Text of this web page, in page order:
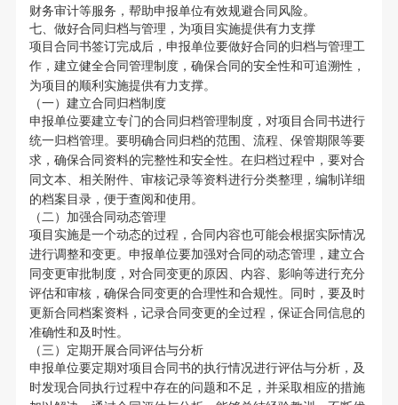
财务审计等服务，帮助申报单位有效规避合同风险。
七、做好合同归档与管理，为项目实施提供有力支撑
项目合同书签订完成后，申报单位要做好合同的归档与管理工
作，建立健全合同管理制度，确保合同的安全性和可追溯性，
为项目的顺利实施提供有力支撑。
（一）建立合同归档制度
申报单位要建立专门的合同归档管理制度，对项目合同书进行
统一归档管理。要明确合同归档的范围、流程、保管期限等要
求，确保合同资料的完整性和安全性。在归档过程中，要对合
同文本、相关附件、审核记录等资料进行分类整理，编制详细
的档案目录，便于查阅和使用。
（二）加强合同动态管理
项目实施是一个动态的过程，合同内容也可能会根据实际情况
进行调整和变更。申报单位要加强对合同的动态管理，建立合
同变更审批制度，对合同变更的原因、内容、影响等进行充分
评估和审核，确保合同变更的合理性和合规性。同时，要及时
更新合同档案资料，记录合同变更的全过程，保证合同信息的
准确性和及时性。
（三）定期开展合同评估与分析
申报单位要定期对项目合同书的执行情况进行评估与分析，及
时发现合同执行过程中存在的问题和不足，并采取相应的措施